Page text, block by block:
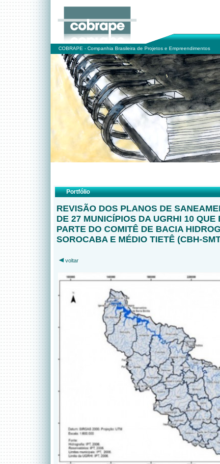
COBRAPE - Companhia Brasileira de Projetos e Empreendimentos
Portfólio
REVISÃO DOS PLANOS DE
DE 27 MUNICÍPIOS DA UGRHI 10 QUE
PARTE DO COMITÊ DE BACIA
SOROCABA E MÉDIO TIETÊ (CBH-
voltar